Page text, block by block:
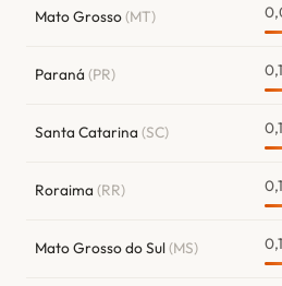
Mato Grosso(MT)
Paraná (PR)
Santa Catarina (SC)
Roraima (RR)
Mato Grosso do Sul(MS)